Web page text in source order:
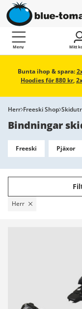
Meny Mitt
Bunta ihop & spara:
Hoodies för 880 kr,
Herr Freeski Shop
Bindningar
Freeski Pjäxor
Herr